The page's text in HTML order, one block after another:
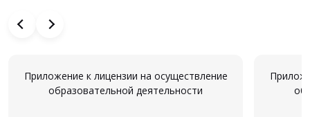
Приложение к лицензии на осуществление
образовательной деятельности